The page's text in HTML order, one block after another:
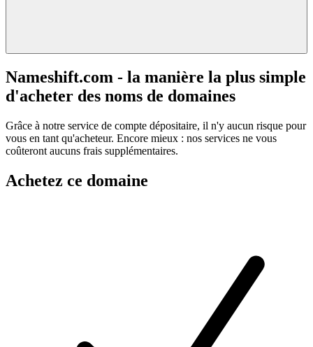
Nameshift.com - la manière la plus simple
d'acheter des noms de domaines
Grâce à notre service de compte dépositaire, il n'y aucun risque pour
vous en tant qu'acheteur. Encore mieux : nos services ne vous
coûteront aucuns frais supplémentaires.
Achetez ce domaine